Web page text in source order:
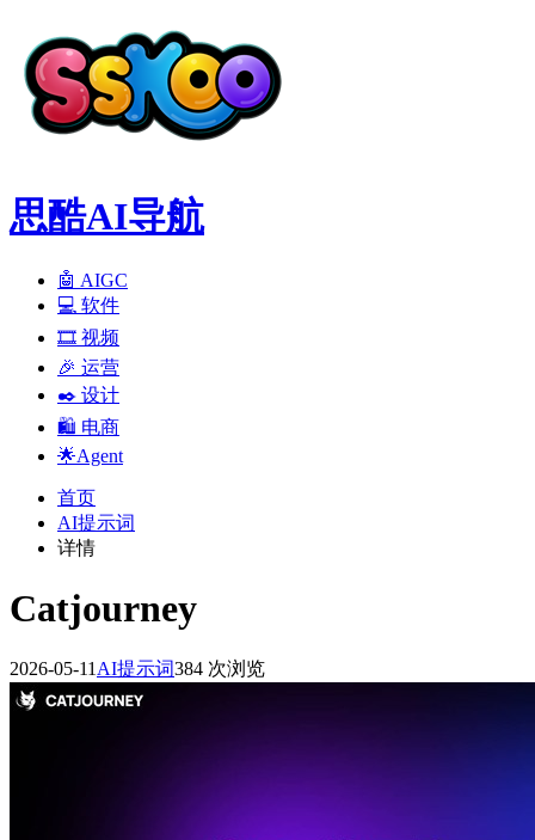
思酷AI导航
🤖 AIGC
💻️ 软件
🎞️ 视频
🎉 运营
✒️ 设计
🛍️ 电商
🌟Agent
首页
AI提示词
详情
Catjourney
2026-05-11 AI提示词384 次浏览